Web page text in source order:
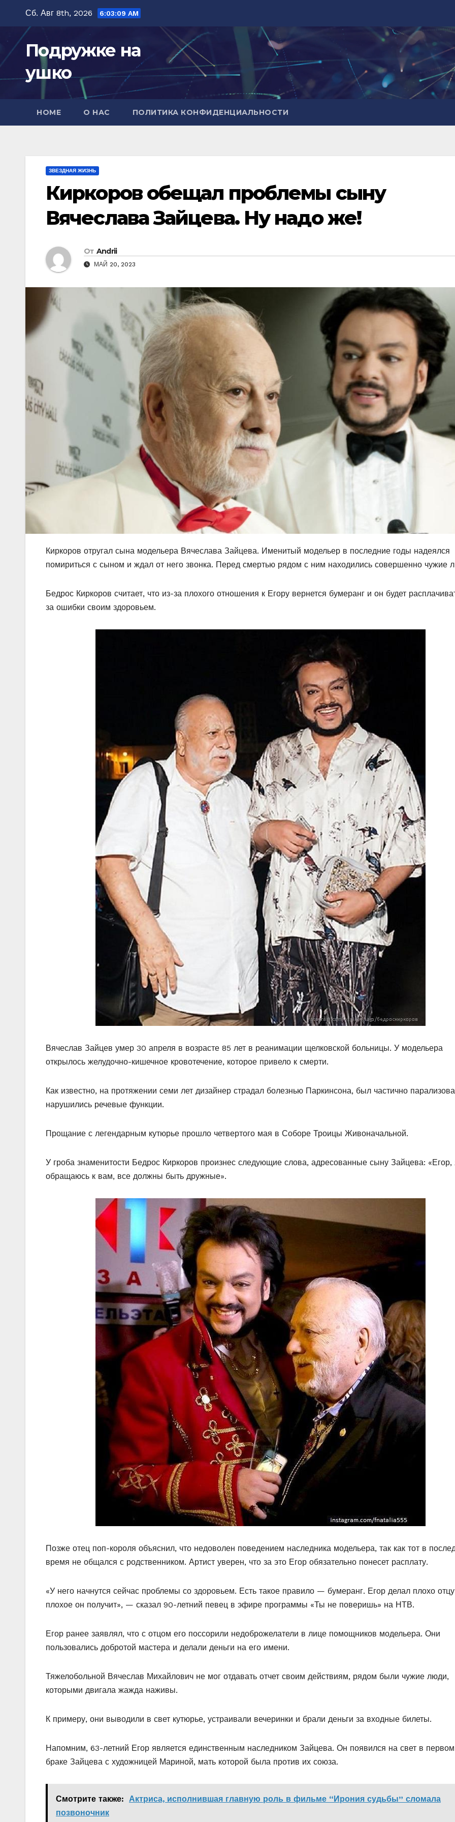
содержимому
Сб. Авг 8th, 2026 6:03:10 AM
Подружке на
ушко
HOME О НАС ПОЛИТИКА КОНФИДЕНЦИАЛЬНОСТИ
ЗВЕЗДНАЯ ЖИЗНЬ
Киркоров обещал проблемы сыну
Вячеслава Зайцева. Ну надо же!
От Andrii
МАЙ 20, 2023
Киркоров отругал сына модельера Вячеслава Зайцева. Именитый модельер в последние годы надеялся
помириться с сыном и ждал от него звонка. Перед смертью рядом с ним находились совершенно чужие
Бедрос Киркоров считает, что из-за плохого отношения к Егору вернется бумеранг и он будет
за ошибки своим здоровьем.
Вячеслав Зайцев умер 30 апреля в возрасте 85 лет в реанимации щелковской больницы. У модельера
открылось желудочно-кишечное кровотечение, которое привело к смерти.
Как известно, на протяжении семи лет дизайнер страдал болезнью Паркинсона, был частично
нарушились речевые функции.
Прощание с легендарным кутюрье прошло четвертого мая в Соборе Троицы Живоначальной.
У гроба знаменитости Бедрос Киркоров произнес следующие слова, адресованные сыну Зайцева: «Егор,
обращаюсь к вам, все должны быть дружные».
Позже отец поп-короля объяснил, что недоволен поведением наследника модельера, так как тот в
время не общался с родственником. Артист уверен, что за это Егор обязательно понесет расплату.
«У него начнутся сейчас проблемы со здоровьем. Есть такое правило — бумеранг. Егор делал плохо
плохое он получит», — сказал 90-летний певец в эфире программы «Ты не поверишь» на НТВ.
Егор ранее заявлял, что с отцом его поссорили недоброжелатели в лице помощников модельера. Они
пользовались добротой мастера и делали деньги на его имени.
Тяжелобольной Вячеслав Михайлович не мог отдавать отчет своим действиям, рядом были чужие люди,
которыми двигала жажда наживы.
К примеру, они выводили в свет кутюрье, устраивали вечеринки и брали деньги за входные билеты.
Напомним, 63-летний Егор является единственным наследником Зайцева. Он появился на свет в первом
браке Зайцева с художницей Мариной, мать которой была против их союза.
Смотрите также:
Актриса, исполнившая главную роль в фильме “Ирония судьбы” сломала
позвоночник